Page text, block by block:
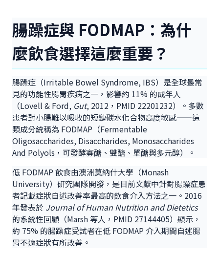
腸躁症與 FODMAP：為什
麼飲食選擇這麼重要？
腸躁症（Irritable Bowel Syndrome, IBS）是全球最常
見的功能性腸胃疾病之一，影響約 11% 的成年人
（Lovell & Ford, Gut, 2012，PMID 22201232）。多數
患者對小腸難以吸收的短鏈碳水化合物高度敏感——這
類成分統稱為 FODMAP（Fermentable
Oligosaccharides, Disaccharides, Monosaccharides
And Polyols，可發酵寡醣、雙醣、單醣與多元醇）。
低 FODMAP 飲食由澳洲莫納什大學（Monash
University）研究團隊開發，是目前文獻中針對腸躁症患
者記載症狀自述改善率最高的飲食介入方法之一。2016
年發表於 Journal of Human Nutrition and Dietetics
的系統性回顧（Marsh 等人，PMID 27144405）顯示，
約 75% 的腸躁症受試者在低 FODMAP 介入期間自述腸
胃不適症狀有所改善。